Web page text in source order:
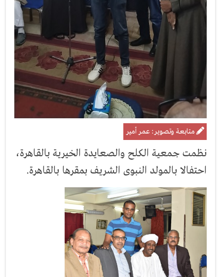
متابعة وتصوير: عمر أمير
نظمت جمعية الكلح والصعايدة الخيرية بالقاهرة،
احتفالا بالمولد النبوى الشريف بمقرها بالقاهرة.